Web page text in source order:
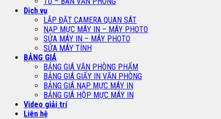
Dịch vụ
LẮP ĐẶT CAMERA QUAN SÁT
NẠP MỰC MÁY IN – MÁY PHOTO
SỬA MÁY IN – MÁY PHOTO
SỬA MÁY TÍNH
BẢNG GIÁ
BẢNG GIÁ VĂN PHÒNG PHẨM
BẢNG GIÁ GIẤY IN VĂN PHÒNG
BẢNG GIÁ NẠP MỰC MÁY IN
BẢNG GIÁ HỘP MỰC MÁY IN
Video giải trí
Liên hệ